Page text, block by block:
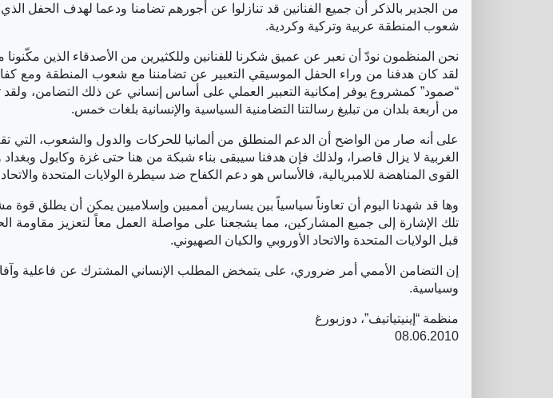
من الجدير بالذكر أن جميع الفنانين قد تنازلوا عن أجورهم تضامنا ودعما لهدف الحفل
شعوب المنطقة عربية وتركية وكردية.
نحن المنظمون نودّ أن نعبر عن عميق شكرنا للفنانين وللكثيرين من الأصدقاء الذين
لقد كان هدفنا من وراء الحفل الموسيقي التعبير عن تضامننا مع شعوب المنطقة ومع
“صمود” كمشروع يوفر إمكانية التعبير العملي على أساس إنساني عن ذلك التضامن، ولقد
من أربعة بلدان من تبليغ رسالتنا التضامنية السياسية والإنسانية بلغات خمس.
على أنه صار من الواضح أن الدعم المنطلق من ألمانيا للحركات والدول والشعوب، التي تقف
الغربية لا يزال قاصرا، ولذلك فإن هدفنا سيبقى بناء شبكة من هنا حتى غزة وكابول
القوى المناهضة للامبريالية، فالأساس هو دعم الكفاح ضد سيطرة الولايات المتحدة
وها قد شهدنا اليوم أن تعاوناً سياسياً بين يساريين أمميين وإسلاميين يمكن أن يطلق
تلك الإشارة إلى جميع المشاركين، مما يشجعنا على مواصلة العمل معاً لتعزيز
قبل الولايات المتحدة والاتحاد الأوروبي والكيان الصهيوني.
إن التضامن الأممي أمر ضروري، على يتمخض المطلب الإنساني المشترك عن فاعلية
وسياسية.
منظمة “إينيتياتيف”، دوزبورغ
08.06.2010